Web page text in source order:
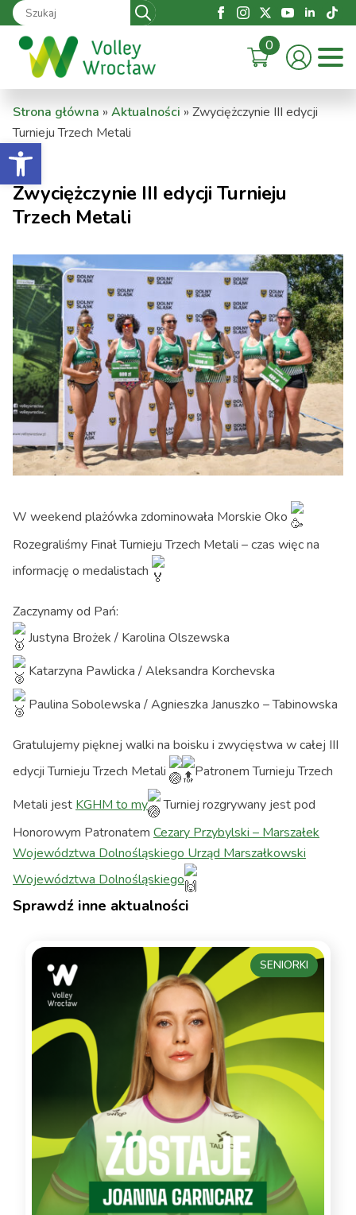
Otwórz pasek narzędzi
Search
for:
0
Strona główna » Aktualności » Zwyciężczynie III edycji
Turnieju Trzech Metali
Zwyciężczynie III edycji Turnieju
Trzech Metali
W weekend plażówka zdominowała Morskie Oko
Rozegraliśmy Finał Turnieju Trzech Metali – czas więc na
informację o medalistach
Zaczynamy od Pań:
Justyna Brożek / Karolina Olszewska
Katarzyna Pawlicka / Aleksandra Korchevska
Paulina Sobolewska / Agnieszka Januszko – Tabinowska
Gratulujemy pięknej walki na boisku i zwycięstwa w całej III
edycji Turnieju Trzech Metali
Patronem Turnieju Trzech
Metali jest KGHM to my
Turniej rozgrywany jest pod
Honorowym Patronatem Cezary Przybylski – Marszałek
Województwa Dolnośląskiego Urząd Marszałkowski
Województwa Dolnośląskiego
Sprawdź inne aktualności
SENIORKI